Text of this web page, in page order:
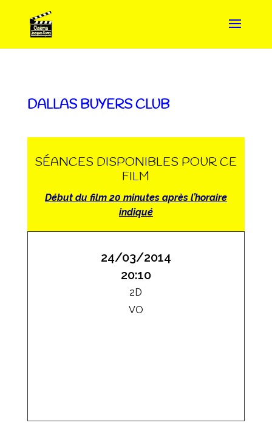
DALLAS BUYERS CLUB
SÉANCES DISPONIBLES POUR CE
FILM
Début du film 20 minutes après l’horaire
indiqué
24/03/2014
20:10
2D
VO